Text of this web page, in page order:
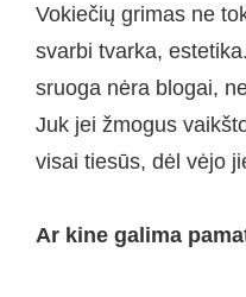
Vokiečių grimas ne
svarbi tvarka,
sruoga nėra blogai,
Juk jei žmogus
visai tiesūs, dėl vėjo
Ar kine galima